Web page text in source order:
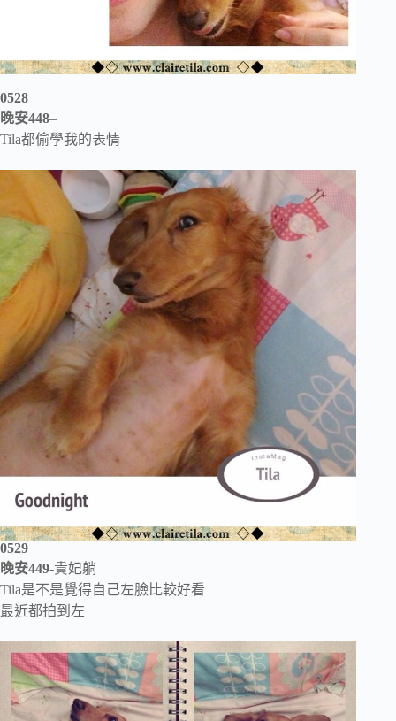
0528
晚安448–
Tila都偷學我的表情
0529
晚安449-貴妃躺
Tila是不是覺得自己左臉比較好看
最近都拍到左